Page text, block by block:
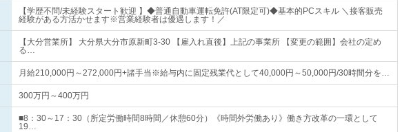
【学歴不問/未経験スタート歓迎 】◆普通自動車運転免許(AT限定可)◆基本的PCスキル ＼接客販売
経験がある方活かせます※営業経験者は優遇します！／
【大分営業所】 大分県大分市原新町3-30 【雇入れ直後】上記の事業所 【変更の範囲】会社の定め
る…
月給210,000円～272,000円+諸手当※給与内に固定残業代として40,000円～50,000円/30時間分を…
300万円～400万円
■8：30～17：30（所定労働時間8時間／休憩60分）《時間外労働あり》働き方改革の一環として
19…